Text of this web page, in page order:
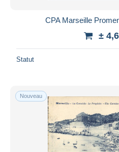
CPA Marseille
±
Statut
Nouveau